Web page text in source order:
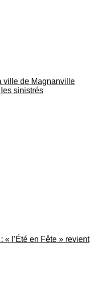
ville de Magnanville
sinistrés
« l’Été en Fête » revient